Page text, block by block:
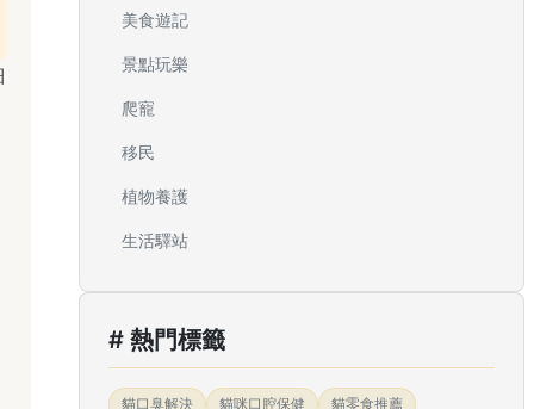
美食遊記
景點玩樂
爬寵
移民
植物養護
生活驛站
# 熱門標籤
貓口臭解決 貓咪口腔保健 貓零食推薦